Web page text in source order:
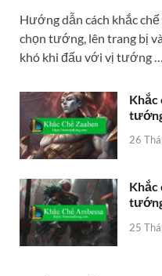
Hướng dẫn cách khắc
chọn tướng, lên trang bị
khó khi đấu với vị tướng …
Khắc
26
Khắc
25